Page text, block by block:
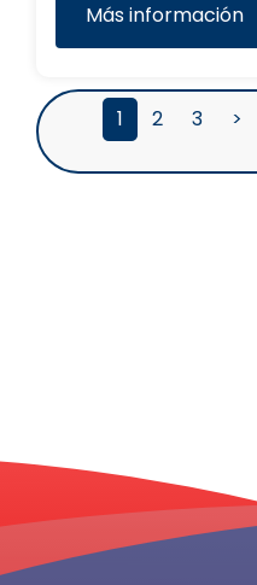
Más información
1 2 3 >